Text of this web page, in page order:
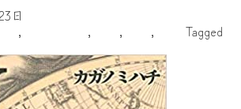
日
, , , , Tagged